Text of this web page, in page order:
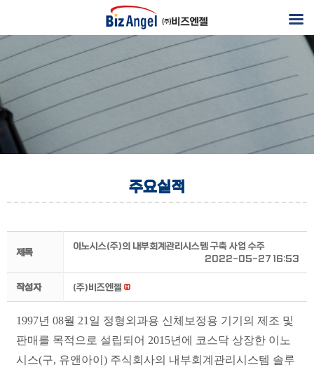
주요실적
제목
이노시스(주)의 내부회계관리시스템 구축 사업 수주
2022-05-27 16:53
작성자 (주)비즈엔젤
1997년 08월 21일 정형외과용 신체보정용 기기의 제조 및
판매를 목적으로 설립되어 2015년에 코스닥 상장한 이노
시스(구, 유앤아이) 주식회사의 내부회계관리시스템 솔루